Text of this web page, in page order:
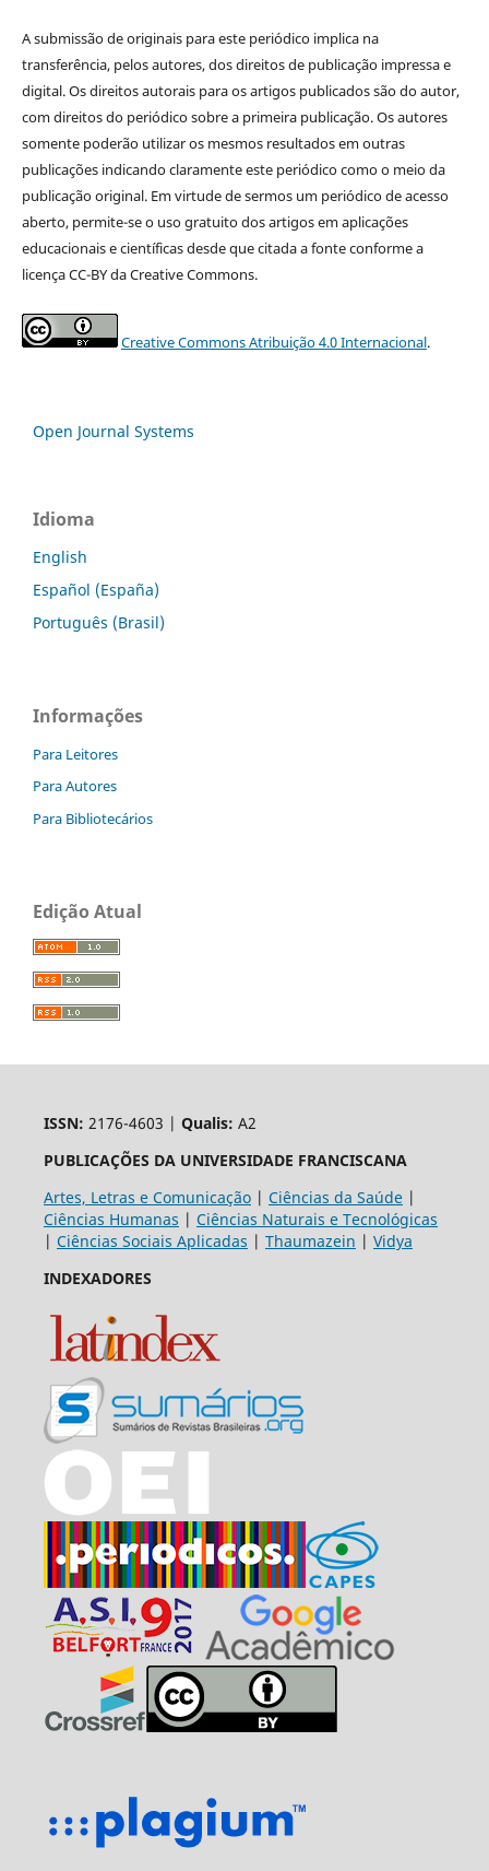
A submissão de originais para este periódico implica na
transferência, pelos autores, dos direitos de publicação impressa e
digital. Os direitos autorais para os artigos publicados são do autor,
com direitos do periódico sobre a primeira publicação. Os autores
somente poderão utilizar os mesmos resultados em outras
publicações indicando claramente este periódico como o meio da
publicação original. Em virtude de sermos um periódico de acesso
aberto, permite-se o uso gratuito dos artigos em aplicações
educacionais e científicas desde que citada a fonte conforme a
licença CC-BY da Creative Commons.
Creative Commons Atribuição 4.0 Internacional.
Open Journal Systems
Idioma
English
Español (España)
Português (Brasil)
Informações
Para Leitores
Para Autores
Para Bibliotecários
Edição Atual
ISSN: 2176-4603 | Qualis: A2
PUBLICAÇÕES DA UNIVERSIDADE FRANCISCANA
Artes, Letras e Comunicação| Ciências da Saúde|
Ciências Humanas | Ciências Naturais e Tecnológicas
| Ciências Sociais Aplicadas | Thaumazein | Vidya
INDEXADORES